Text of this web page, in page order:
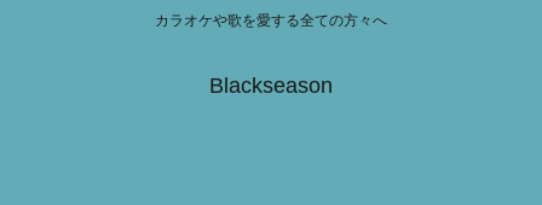
カラオケや歌を愛する全ての方々へ
Blackseason